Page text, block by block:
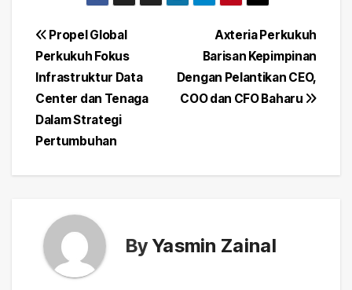
Post
navigation
Axteria Perkukuh
Barisan Kepimpinan
Dengan Pelantikan CEO,
COO dan CFO Baharu
Propel Global
Perkukuh Fokus
Infrastruktur Data
Center dan Tenaga
Dalam Strategi
Pertumbuhan
ByYasmin Zainal